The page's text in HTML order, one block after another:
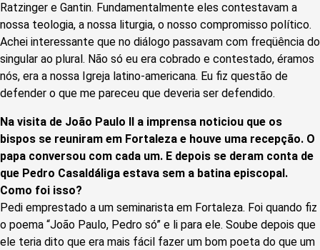
Ratzinger e Gantin. Fundamentalmente eles contestavam a
nossa teologia, a nossa liturgia, o nosso compromisso político.
Achei interessante que no diálogo passavam com freqüência do
singular ao plural. Não só eu era cobrado e contestado, éramos
nós, era a nossa Igreja latino-americana. Eu fiz questão de
defender o que me pareceu que deveria ser defendido.
Na visita de João Paulo II a imprensa noticiou que os
bispos se reuniram em Fortaleza e houve uma recepção. O
papa conversou com cada um. E depois se deram conta de
que Pedro Casaldáliga estava sem a batina episcopal.
Como foi isso?
Pedi emprestado a um seminarista em Fortaleza. Foi quando fiz
o poema “João Paulo, Pedro só” e li para ele. Soube depois que
ele teria dito que era mais fácil fazer um bom poeta do que um